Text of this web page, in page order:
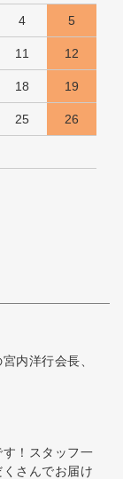
4 5
11 12
18 19
25 26
内洋行会長、
！スタッフ一
さんでお届け